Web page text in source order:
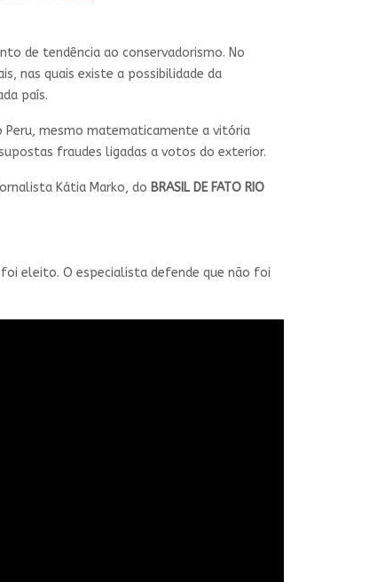
de tendência ao conservadorismo. No
nas quais existe a possibilidade da
país.
Peru, mesmo matematicamente a vitória
fraudes ligadas a votos do exterior.
Kátia Marko, do BRASIL DE FATO RIO
eleito. O especialista defende que não foi